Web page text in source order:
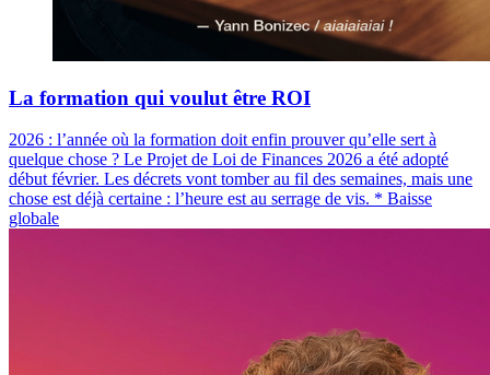
La formation qui voulut être ROI
2026 : l’année où la formation doit enfin prouver qu’elle sert à
quelque chose ? Le Projet de Loi de Finances 2026 a été adopté
début février. Les décrets vont tomber au fil des semaines, mais une
chose est déjà certaine : l’heure est au serrage de vis. * Baisse
globale